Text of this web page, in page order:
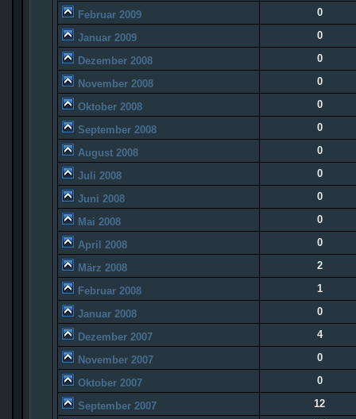
Februar 2009 0
Januar 2009 0
Dezember 2008 0
November 2008 0
Oktober 2008 0
September 2008 0
August 2008 0
Juli 2008 0
Juni 2008 0
Mai 2008 0
April 2008 0
März 2008 2
Februar 2008 1
Januar 2008 0
Dezember 2007 4
November 2007 0
Oktober 2007 0
September 2007 12